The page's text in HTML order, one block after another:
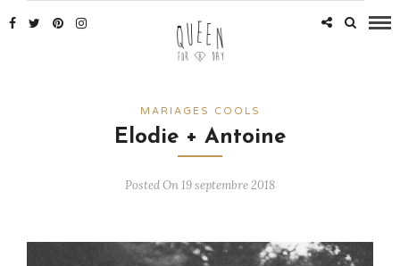
MARIAGES COOLS
Elodie + Antoine
Posted On 19 septembre 2018